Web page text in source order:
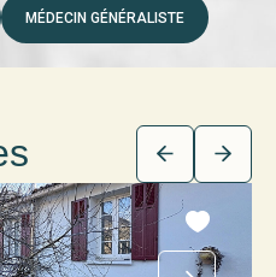
MÉDECIN GÉNÉRALISTE